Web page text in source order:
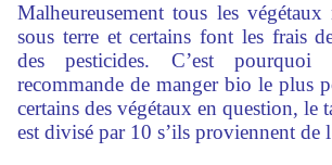
Malheureusement tous les végétaux
sous terre et certains font les frais
des pesticides. C’est pourquoi
recommande de manger bio le plus
certains des végétaux en question, le
est divisé par 10 s’ils proviennent de